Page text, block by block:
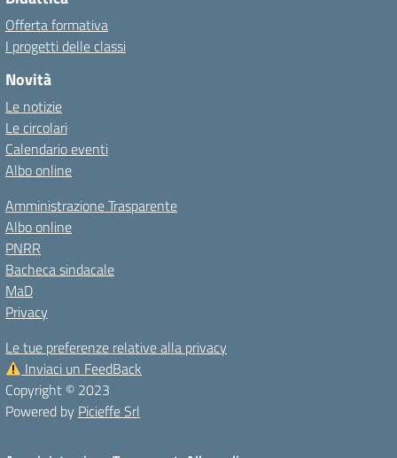
Offerta formativa
I progetti delle classi
Novità
Le notizie
Le circolari
Calendario eventi
Albo online
Amministrazione Trasparente
Albo online
PNRR
Bacheca sindacale
MaD
Privacy
Le tue preferenze relative alla privacy
Inviaci un FeedBack
Copyright © 2023
Powered by Picieffe Srl